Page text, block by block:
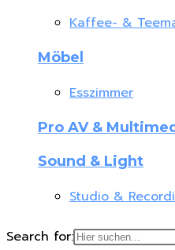
Kaffee- &
Möbel
Esszimmer
Pro AV &
Sound & Light
Studio &
Search for: